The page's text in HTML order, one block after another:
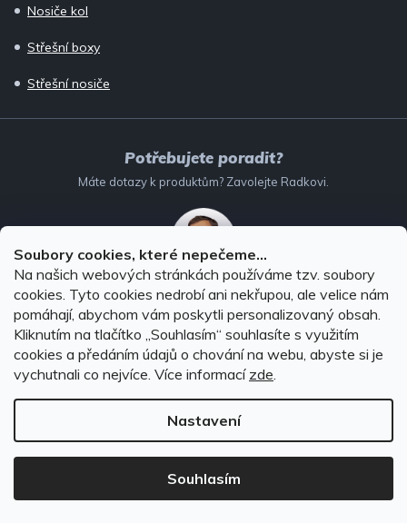
Soubory cookies, které nepečeme...
Na našich webových stránkách používáme tzv. soubory
cookies. Tyto cookies nedrobí ani nekřupou, ale velice nám
pomáhají, abychom vám poskytli personalizovaný obsah.
Kliknutím na tlačítko ,,Souhlasím“ souhlasíte s využitím
cookies a předáním údajů o chování na webu, abyste si je
vychutnali co nejvíce. Více informací zde.
Nastavení
Souhlasím
Nosiče kol
Střešní boxy
Střešní nosiče
Potřebujete poradit?
Máte dotazy k produktům? Zavolejte Radkovi.
732 147 896 (Po–Pá: 8–16:00)
info@autodoplnky-obchod.cz
vyhrazena.